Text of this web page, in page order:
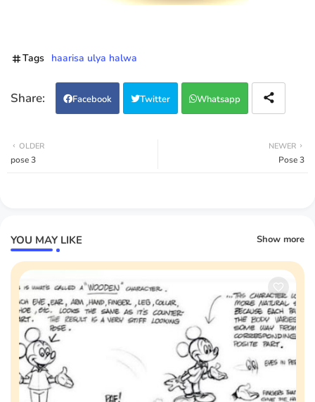
Tags haarisa ulya halwa
Facebook Twitter Whatsapp
NEWER
Pose 3
OLDER
pose 3
YOU MAY LIKE Show more